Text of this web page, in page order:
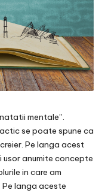
mentale”.
se poate spune ca
Pe langa acest
anumite concepte
in care am
langa aceste